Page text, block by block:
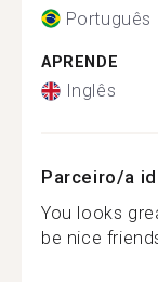
Português
APRENDE
Inglês
Parceiro/a
You looks
be nice